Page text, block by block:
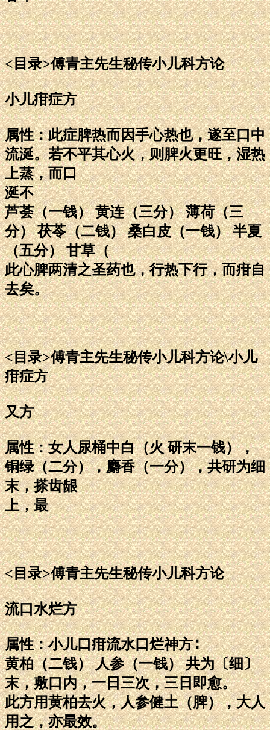
<目录>傅青主先生秘传小儿科方论
小儿疳症方
属性：此症脾热而因手心热也，遂至口中
流涎。若不平其心火，则脾火更旺，湿热
上蒸，而口
涎不
芦荟（一钱） 黄连（三分） 薄荷（三
分） 茯苓（二钱） 桑白皮（一钱） 半夏
（五分） 甘草（
此心脾两清之圣药也，行热下行，而疳自
去矣。
<目录>傅青主先生秘传小儿科方论\小儿
疳症方
又方
属性：女人尿桶中白（火 研末一钱），
铜绿（二分），麝香（一分），共研为细
末，搽齿龈
上，最
<目录>傅青主先生秘传小儿科方论
流口水烂方
属性：小儿口疳流水口烂神方∶
黄柏（二钱） 人参（一钱） 共为〔细〕
末，敷口内，一日三次，三日即愈。
此方用黄柏去火，人参健土（脾），大人
用之，亦最效。